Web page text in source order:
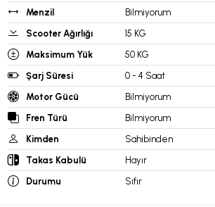
Menzil
Bilmiyorum
Scooter Ağırlığı
15 KG
Maksimum Yük
50 KG
Şarj Süresi
0 - 4 Saat
Motor Gücü
Bilmiyorum
Fren Türü
Bilmiyorum
Kimden
Sahibinden
Takas Kabulü
Hayır
Durumu
Sıfır